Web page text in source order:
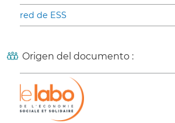
red de ESS
Origen del documento :